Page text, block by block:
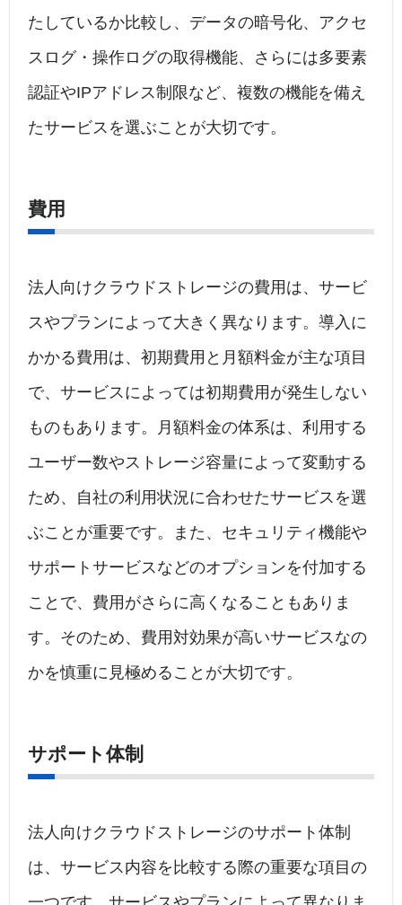
たしているか比較し、データの暗号化、アクセ
スログ・操作ログの取得機能、さらには多要素
認証やIPアドレス制限など、複数の機能を備え
たサービスを選ぶことが大切です。
費用
法人向けクラウドストレージの費用は、サービ
スやプランによって大きく異なります。導入に
かかる費用は、初期費用と月額料金が主な項目
で、サービスによっては初期費用が発生しない
ものもあります。月額料金の体系は、利用する
ユーザー数やストレージ容量によって変動する
ため、自社の利用状況に合わせたサービスを選
ぶことが重要です。また、セキュリティ機能や
サポートサービスなどのオプションを付加する
ことで、費用がさらに高くなることもありま
す。そのため、費用対効果が高いサービスなの
かを慎重に見極めることが大切です。
サポート体制
法人向けクラウドストレージのサポート体制
は、サービス内容を比較する際の重要な項目の